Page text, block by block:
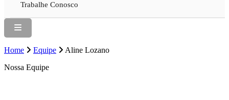
Trabalhe Conosco
Home Equipe
Aline Lozano
Nossa Equipe